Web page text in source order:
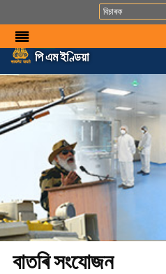
Search
পি এম ইণ্ডিয়া
বাতৰি সংযোজন